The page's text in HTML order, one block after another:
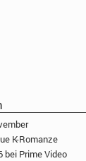
K-Romanze
bei Prime Video